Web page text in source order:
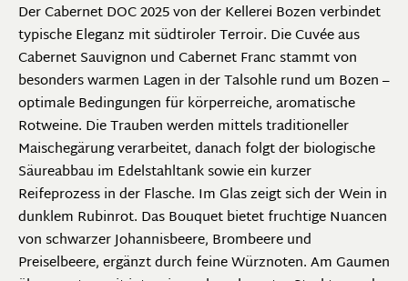
Der Cabernet DOC 2025 von der Kellerei Bozen verbindet
typische Eleganz mit südtiroler Terroir. Die Cuvée aus
Cabernet Sauvignon und Cabernet Franc stammt von
besonders warmen Lagen in der Talsohle rund um Bozen –
optimale Bedingungen für körperreiche, aromatische
Rotweine. Die Trauben werden mittels traditioneller
Maischegärung verarbeitet, danach folgt der biologische
Säureabbau im Edelstahltank sowie ein kurzer
Reifeprozess in der Flasche. Im Glas zeigt sich der Wein in
dunklem Rubinrot. Das Bouquet bietet fruchtige Nuancen
von schwarzer Johannisbeere, Brombeere und
Preiselbeere, ergänzt durch feine Würznoten. Am Gaumen